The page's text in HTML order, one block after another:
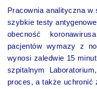
Pracownia analityczna
szybkie testy
obecność
pacjentów wymazy z
wynosi zaledwie 15
szpitalnym
proces, a także uchronić